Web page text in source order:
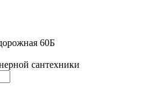
60Б
сантехники